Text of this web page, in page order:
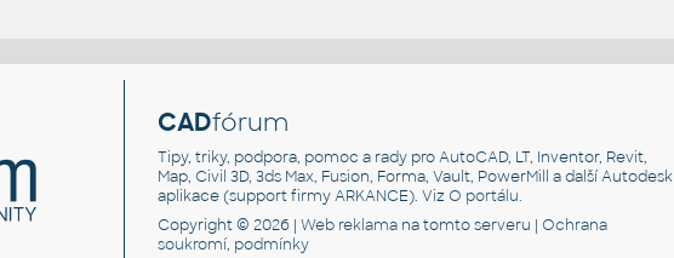
CADfórum
Tipy, triky, podpora, pomoc a rady pro AutoCAD, LT, Inventor, Revit,
Map, Civil 3D, 3ds Max, Fusion, Forma, Vault, PowerMill a další Autodesk
aplikace (support firmy ARKANCE). VizO portálu.
Copyright © 2026 |Web reklama na tomto serveru |Ochrana
soukromí, podmínky